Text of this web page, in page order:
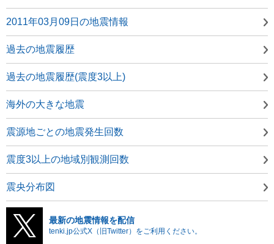
2011年03月09日の地震情報
過去の地震履歴
過去の地震履歴(震度3以上)
海外の大きな地震
震源地ごとの地震発生回数
震度3以上の地域別観測回数
震央分布図
最新の地震情報を配信
tenki.jp公式X（旧Twitter）をご利用ください。